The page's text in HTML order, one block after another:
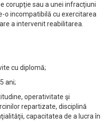
corupţie sau a unei infracţiuni
o incompatibilă cu exercitarea
a intervenit reabilitarea.
cu diplomă;
ani;
operativitate şi
repartizate, disciplină
capacitatea de a lucra în